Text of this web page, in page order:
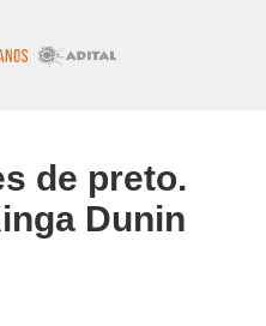
de preto.
Dunin